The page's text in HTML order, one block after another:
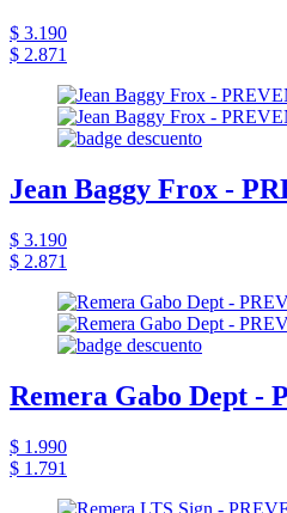
$ 3.190
$ 2.871
Jean Baggy Frox -
$ 3.190
$ 2.871
Remera Gabo Dept -
$ 1.990
$ 1.791